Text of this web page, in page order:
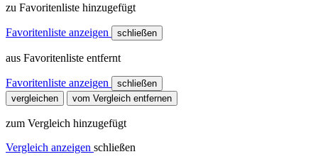
zu Favoritenliste hinzugefügt
Favoritenliste anzeigen schließen
aus Favoritenliste entfernt
Favoritenliste anzeigen
schließen
vergleichen
vom Vergleich entfernen
zum Vergleich hinzugefügt
Vergleich anzeigen schließen